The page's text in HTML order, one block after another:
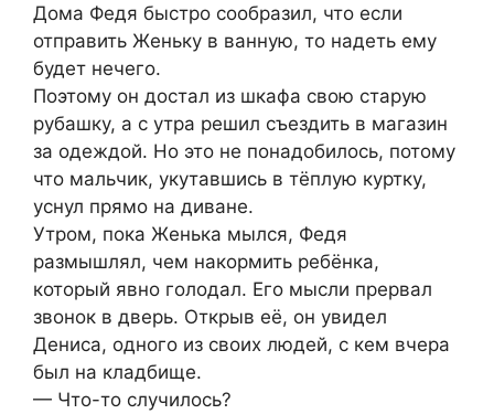
Дома Федя быстро сообразил, что если
отправить Женьку в ванную, то надеть ему
будет нечего.
Поэтому он достал из шкафа свою старую
рубашку, а с утра решил съездить в магазин
за одеждой. Но это не понадобилось, потому
что мальчик, укутавшись в тёплую куртку,
уснул прямо на диване.
Утром, пока Женька мылся, Федя
размышлял, чем накормить ребёнка,
который явно голодал. Его мысли прервал
звонок в дверь. Открыв её, он увидел
Дениса, одного из своих людей, с кем вчера
был на кладбище.
— Что-то случилось?